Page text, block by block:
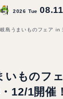
2026 Tue08.11
岐島うまいものフェア
いものフ
12/1開催！